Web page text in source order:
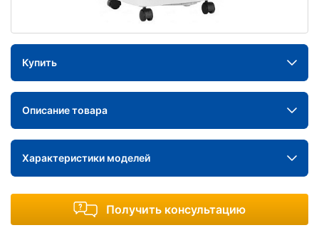
Купить
Описание товара
Характеристики моделей
Получить консультацию